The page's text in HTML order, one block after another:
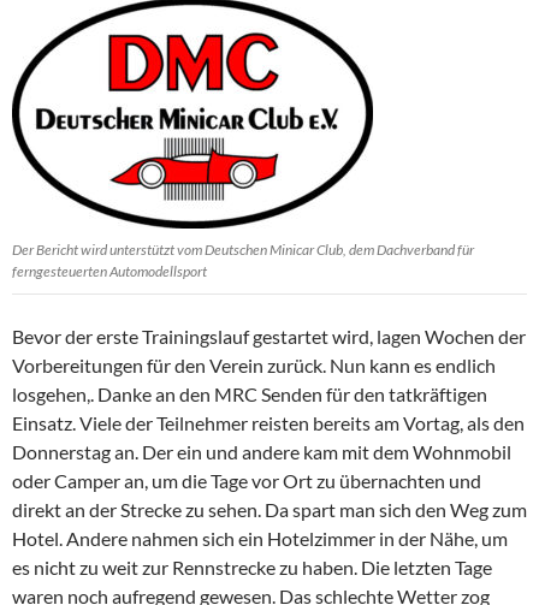
Der Bericht wird unterstützt vom Deutschen Minicar Club, dem Dachverband für
ferngesteuerten Automodellsport
Bevor der erste Trainingslauf gestartet wird, lagen Wochen der
Vorbereitungen für den Verein zurück. Nun kann es endlich
losgehen,. Danke an den MRC Senden für den tatkräftigen
Einsatz. Viele der Teilnehmer reisten bereits am Vortag, als den
Donnerstag an. Der ein und andere kam mit dem Wohnmobil
oder Camper an, um die Tage vor Ort zu übernachten und
direkt an der Strecke zu sehen. Da spart man sich den Weg zum
Hotel. Andere nahmen sich ein Hotelzimmer in der Nähe, um
es nicht zu weit zur Rennstrecke zu haben. Die letzten Tage
waren noch aufregend gewesen. Das schlechte Wetter zog